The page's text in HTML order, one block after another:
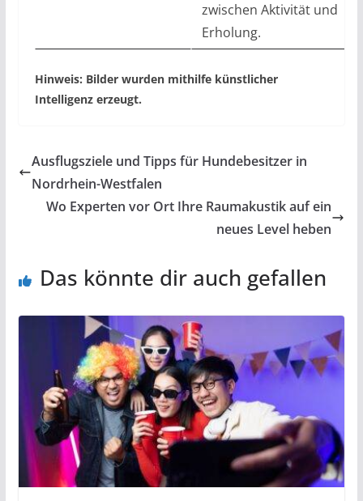
zwischen Aktivität und
Erholung.
Hinweis: Bilder wurden mithilfe künstlicher
Intelligenz erzeugt.
Ausflugsziele und Tipps für Hundebesitzer in
Nordrhein-Westfalen
Wo Experten vor Ort Ihre Raumakustik auf ein
neues Level heben
Das könnte dir auch gefallen